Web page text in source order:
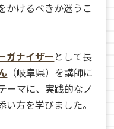
かけるべきか迷うこ
ガナイザー として長
（岐阜県）を講師に
ーマに、実践的なノ
方を学びました。